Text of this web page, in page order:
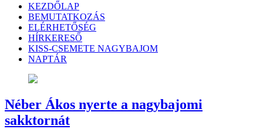
KEZDŐLAP
BEMUTATKOZÁS
ELÉRHETŐSÉG
HÍRKERESŐ
KISS-CSEMETE NAGYBAJOM
NAPTÁR
Néber Ákos nyerte a nagybajomi
sakktornát